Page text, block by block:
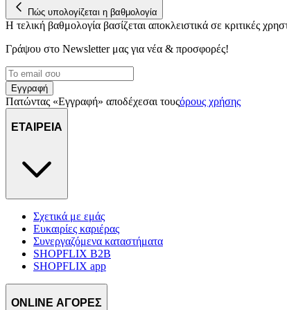
Πώς υπολογίζεται η βαθμολογία
Η τελική βαθμολογία βασίζεται αποκλειστικά σε κριτικές
Γράψου στο Νewsletter μας για νέα & προσφορές!
Εγγραφή
Πατώντας «Εγγραφή» αποδέχεσαι τουςόρους χρήσης
ΕΤΑΙΡΕΙΑ
Σχετικά με εμάς
Ευκαιρίες καριέρας
Συνεργαζόμενα καταστήματα
SHOPFLIX B2B
SHOPFLIX app
ONLINE ΑΓΟΡΕΣ